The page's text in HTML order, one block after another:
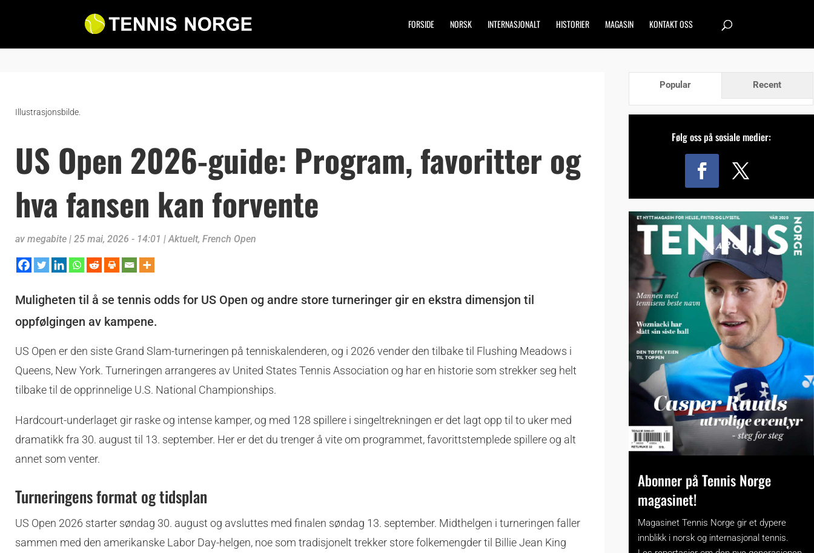
FORSIDE NORSK INTERNASJONALT HISTORIER MAGASIN KONTAKT OSS
Illustrasjonsbilde.
US Open 2026-guide: Program, favoritter og
hva fansen kan forvente
av megabite | 25 mai, 2026 - 14:01 |Aktuelt, French Open
Muligheten til å se tennis odds for US Open og andre store turneringer gir en ekstra dimensjon til
oppfølgingen av kampene.
US Open er den siste Grand Slam-turneringen på tenniskalenderen, og i 2026 vender den tilbake til Flushing Meadows i
Queens, New York. Turneringen arrangeres av United States Tennis Association og har en historie som strekker seg helt
tilbake til de opprinnelige U.S. National Championships.
Hardcourt-underlaget gir raske og intense kamper, og med 128 spillere i singeltrekningen er det lagt opp til to uker med
dramatikk fra 30. august til 13. september. Her er det du trenger å vite om programmet, favorittstemplede spillere og alt
annet som venter.
Turneringens format og tidsplan
US Open 2026 starter søndag 30. august og avsluttes med finalen søndag 13. september. Midthelgen i turneringen faller
sammen med den amerikanske Labor Day-helgen, noe som tradisjonelt trekker store folkemengder til Billie Jean King
Popular Recent
Følg oss på sosiale medier:
Abonner på Tennis Norge
magasinet!
Magasinet Tennis Norge gir et dypere
innblikk i norsk og internasjonal tennis.